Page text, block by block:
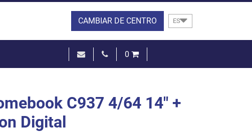
CAMBIAR DE CENTRO ES
0
C937 4/64 14" +
Digital